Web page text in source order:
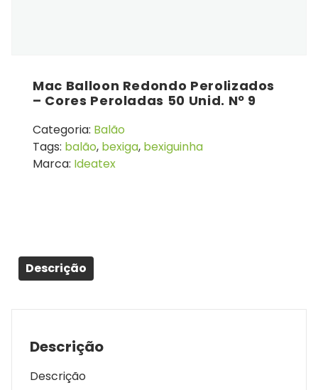
Mac Balloon Redondo Perolizados
– Cores Peroladas 50 Unid. Nº 9
Categoria: Balão
Tags: balão, bexiga, bexiguinha
Marca: Ideatex
Descrição
Descrição
Descrição